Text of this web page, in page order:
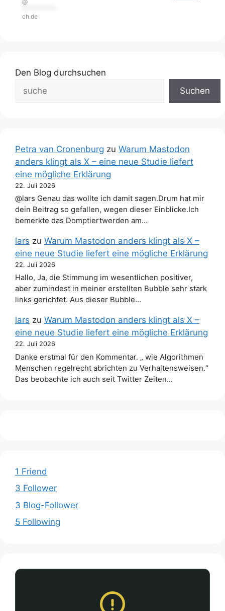
ch.de
Den Blog durchsuchen
Suchen
Petra van Cronenburg zu Warum Mastodon
anders klingt als X – eine neue Studie liefert
eine mögliche Erklärung
22. Juli 2026
@lars Genau das wollte ich damit sagen.Drum hat mir
dein Beitrag so gefallen, wegen dieser Einblicke.Ich
bemerkte das Domptiertwerden am…
lars zu Warum Mastodon anders klingt als X –
eine neue Studie liefert eine mögliche Erklärung
22. Juli 2026
Hallo, Ja, die Stimmung im wesentlichen positiver,
aber zumindest in meiner erstellten Bubble sehr stark
links gerichtet. Aus dieser Bubble…
lars zu Warum Mastodon anders klingt als X –
eine neue Studie liefert eine mögliche Erklärung
22. Juli 2026
Danke erstmal für den Kommentar. „ wie Algorithmen
Menschen regelrecht abrichten zu Verhaltensweisen.“
Das beobachte ich auch seit Twitter Zeiten…
1 Friend
3 Follower
3 Blog-Follower
5 Following